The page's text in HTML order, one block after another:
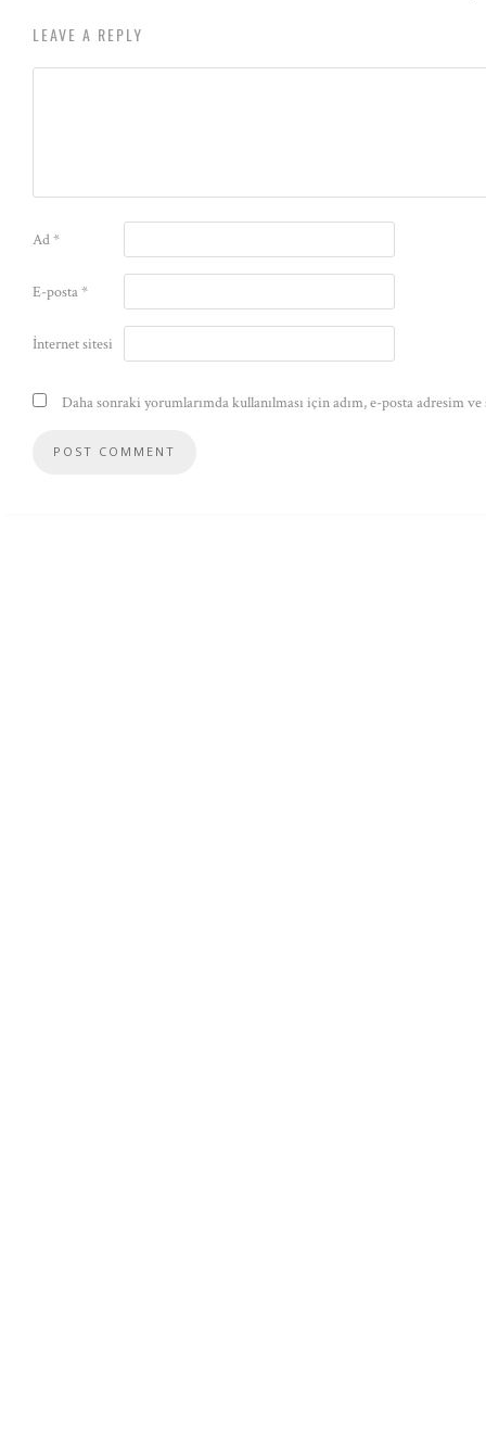
LEAVE A REPLY
Ad*
E-posta*
İnternet sitesi
Daha sonraki yorumlarımda kullanılması için adım, e-posta adresim